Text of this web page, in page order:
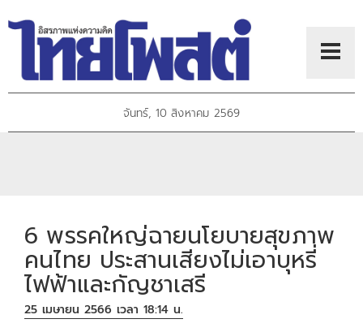
จันทร์, 10 สิงหาคม 2569
6 พรรคใหญ่ฉายนโยบายสุขภาพ
คนไทย ประสานเสียงไม่เอาบุหรี่
ไฟฟ้าและกัญชาเสรี
25 เมษายน 2566 เวลา 18:14 น.